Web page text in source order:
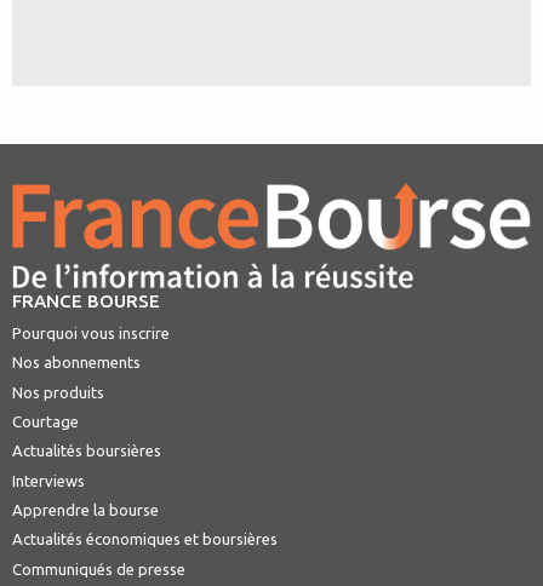
FRANCE BOURSE
Pourquoi vous inscrire
Nos abonnements
Nos produits
Courtage
Actualités boursières
Interviews
Apprendre la bourse
Actualités économiques et boursières
Communiqués de presse